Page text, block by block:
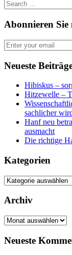
Abonnieren Sie
Neueste
Hibiskus –
Hitzewelle –
sachlicher
Hanf neu
ausmacht
Die richtige
Kategorien
Kategorien
Archiv
Archiv
Neueste